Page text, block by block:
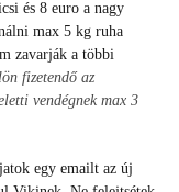
és 8 euro a nagy
max 5 kg ruha
zavarják a többi
fizetendő az
vendégnek max 3
egy emailt az új